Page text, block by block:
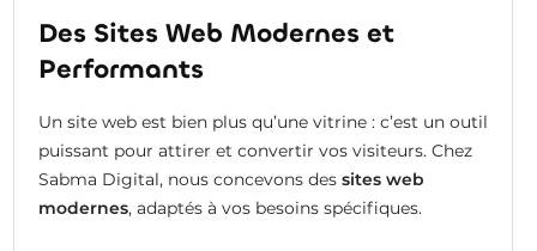
Des Sites Web Modernes et
Performants
Un site web est bien plus qu’une vitrine : c’est un outil
puissant pour attirer et convertir vos visiteurs. Chez
Sabma Digital, nous concevons des sites web
modernes, adaptés à vos besoins spécifiques.